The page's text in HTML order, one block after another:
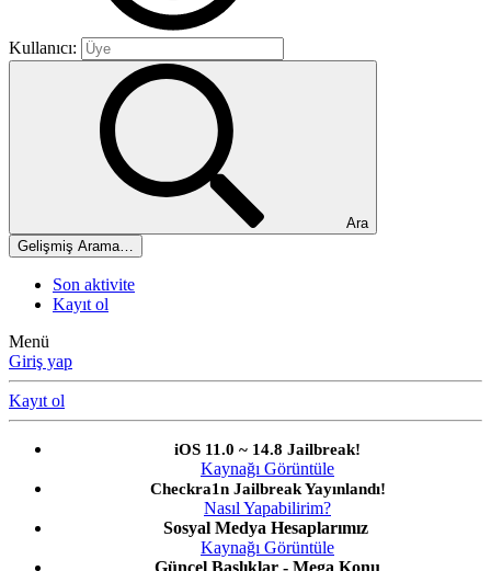
Kullanıcı:
Ara
Gelişmiş Arama…
Son aktivite
Kayıt ol
Menü
Giriş yap
Kayıt ol